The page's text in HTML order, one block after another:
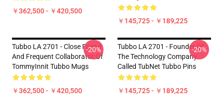
￥362,500 - ￥420,500
￥145,725 - ￥189,225
Tubbo LA 2701 - Close Friend
And Frequent Collaborator Of
TommyInnit Tubbo Mugs
￥362,500 - ￥420,500
-20%
Tubbo LA 2701 - Founder Of
The Technology Company
Called TubNet Tubbo Pins
￥145,725 - ￥189,225
-20%